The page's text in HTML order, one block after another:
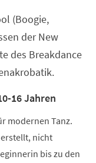
(Boogie,
der New
des Breakdance
16 Jahren
modernen Tanz.
nicht
bis zu den